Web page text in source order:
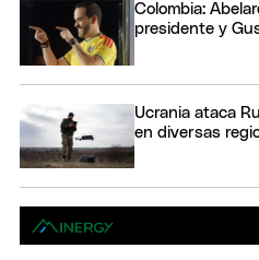
Colombia:
presidente y
Ucrania ataca
en diversas